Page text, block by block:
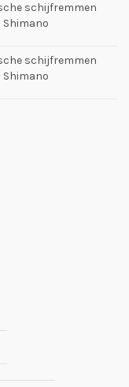
schijfremmen
Shimano
schijfremmen
Shimano